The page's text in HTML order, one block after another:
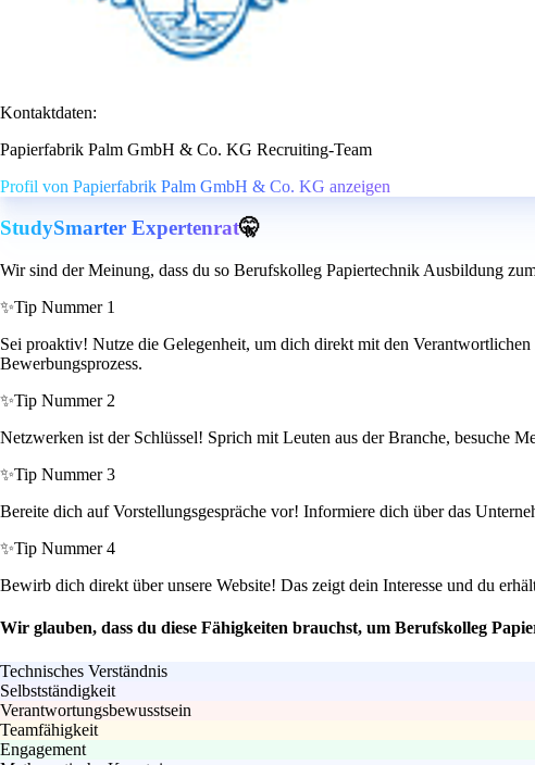
Kontaktdaten:
Papierfabrik Palm GmbH & Co. KG Recruiting-Team
Profil von Papierfabrik Palm GmbH & Co. KG anzeigen
StudySmarter Expertenrat🤫
Wir sind der Meinung, dass du so Berufskolleg Papiertechnik Ausbildung
✨Tip Nummer 1
Sei proaktiv! Nutze die Gelegenheit, um dich direkt mit den
Bewerbungsprozess.
✨Tip Nummer 2
Netzwerken ist der Schlüssel! Sprich mit Leuten aus der Branche, besuche
✨Tip Nummer 3
Bereite dich auf Vorstellungsgespräche vor! Informiere dich über das
✨Tip Nummer 4
Bewirb dich direkt über unsere Website! Das zeigt dein Interesse und du
Wir glauben, dass du diese Fähigkeiten brauchst, um Berufskolleg
Technisches Verständnis
Selbstständigkeit
Verantwortungsbewusstsein
Teamfähigkeit
Engagement